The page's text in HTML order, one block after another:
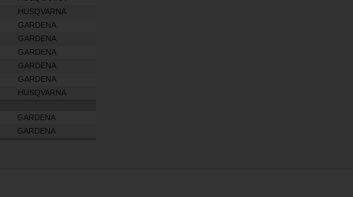
HUSQVARNA
GARDENA
GARDENA
GARDENA
GARDENA
GARDENA
HUSQVARNA
GARDENA
GARDENA